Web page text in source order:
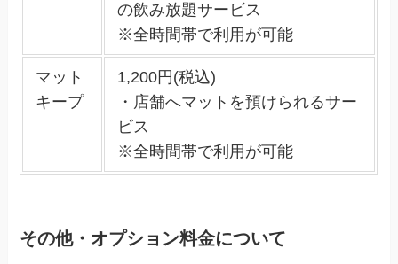
の飲み放題サービス
※全時間帯で利用が可能
マット
キープ
1,200円(税込)
・店舗へマットを預けられるサー
ビス
※全時間帯で利用が可能
その他・オプション料金について